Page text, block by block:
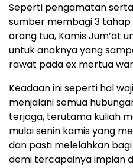
Seperti pengamatan
sumber membagi 3 tahap
orang tua, Kamis Jum’at
untuk anaknya yang
rawat pada ex mertua
Keadaan ini seperti hal
menjalani semua
terjaga, terutama kuliah
mulai senin kamis yang
dan pasti melelahkan
demi tercapainya impian